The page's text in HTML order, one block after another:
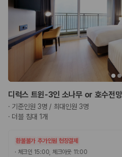
디럭스 트윈-3인 소나무 or 호수전
· 기준인원 3명 / 최대인원 3명
· 더블 침대 1개
환불불가 추가인원 현장결제
· 체크인 15:00, 체크아웃 11:00